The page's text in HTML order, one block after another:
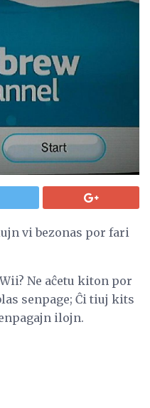
vi bezonas por fari
Ne aĉetu kiton por
senpage; Ĉi tiuj kits
ilojn.